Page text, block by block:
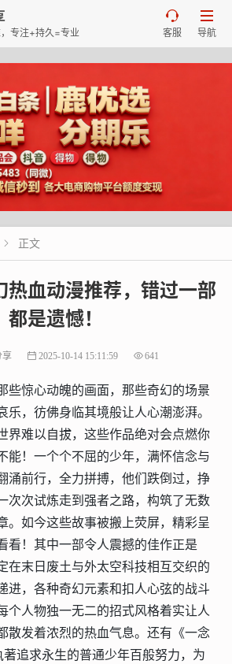
专注+持久=专业

导航

客服
 正文
热血动漫推荐，错过一部
都是遗憾！
享 2025-10-14 15:11:59 641
些惊心动魄的画面，那些奇幻的场景
乐，彷佛身临其境般让人心潮澎湃。
界难以自拔，这些作品绝对会点燃你
能！一个个不屈的少年，满怀信念与
涌前行，全力拼搏，他们跌倒过，挣
次次试炼走到强者之路，构筑了无数
。如今这些故事被搬上荧屏，精彩呈
！ 其中一部令人震撼的佳作正是
在末日废土与外太空科技相互交织的
进，各种奇幻元素和扣人心弦的战斗
个人物独一无二的招式风格着实让人
散发着浓烈的热血气息。还有《一念
追求永生的普通少年百般努力，为